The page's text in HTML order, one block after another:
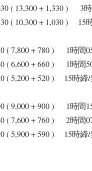
( 13,300 + 1,330 ) 3時
( 10,300 + 1,030 ) 15
( 7,800 + 780 ) 1時間
( 6,600 + 660 ) 1時間
( 5,200 + 520 ) 15時
( 9,000 + 900 ) 1時間
( 7,600 + 760 ) 2時間
( 5,900 + 590 ) 15時